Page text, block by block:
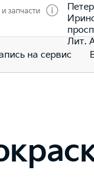
запчасти
Лит.
на сервис